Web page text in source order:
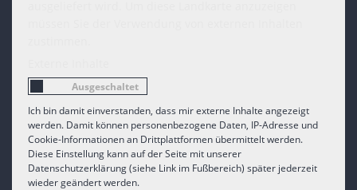
Ich bin damit einverstanden, dass mir externe Inhalte angezeigt
werden. Damit können personenbezogene Daten, IP-Adresse und
Cookie-Informationen an Drittplattformen übermittelt werden.
Diese Einstellung kann auf der Seite mit unserer
Datenschutzerklärung (siehe Link im Fußbereich) später jederzeit
wieder geändert werden.